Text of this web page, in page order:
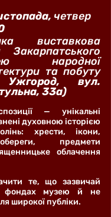
четвер
виставкова
Закарпатського
народної
та побуту
вул.
33а)
— унікальні
духовною історією
хрести, ікони,
предмети
облачення
те, що зазвичай
у фондах музею й не
широкої публіки.